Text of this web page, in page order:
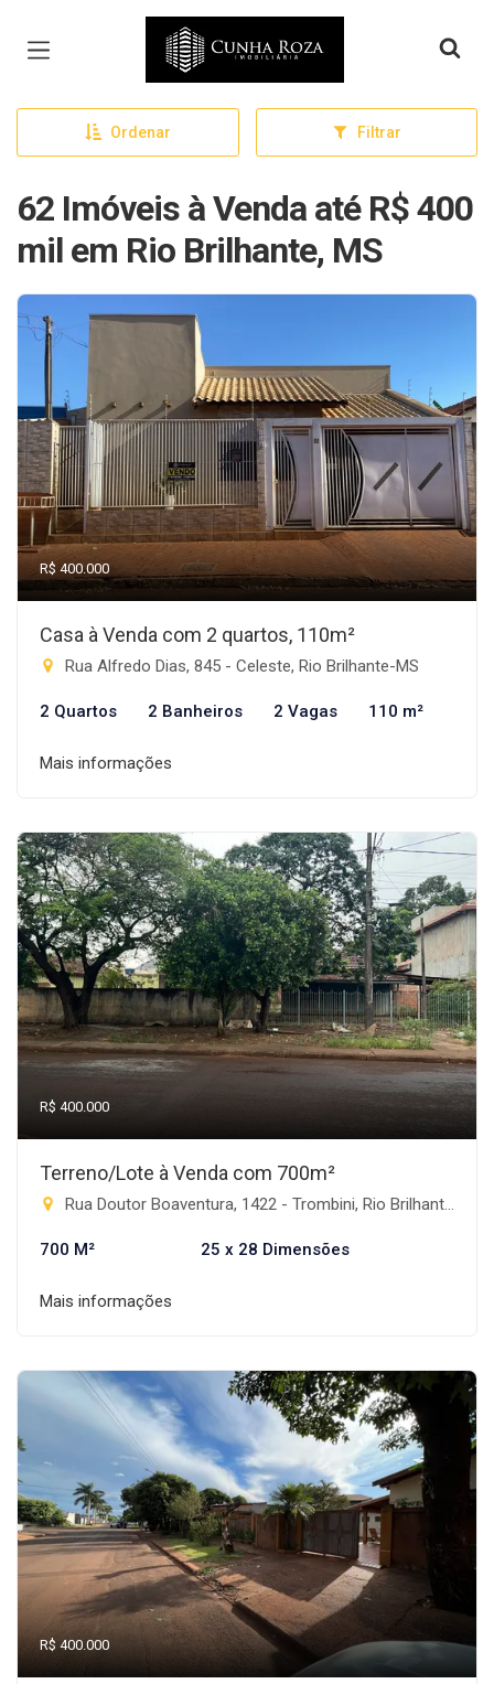
Página inicial
Ordenar Filtrar
62 Imóveis à Venda até R$ 400
mil em Rio Brilhante, MS
R$ 400.000
Casa à Venda com 2 quartos, 110m²
Rua Alfredo Dias, 845 - Celeste, Rio Brilhante-MS
2 Quartos 2 Banheiros 2 Vagas 110 m²
Mais informações
R$ 400.000
Terreno/Lote à Venda com 700m²
Rua Doutor Boaventura, 1422 - Trombini, Rio Brilhante-MS
700 M² 25 x 28 Dimensões
Mais informações
R$ 400.000